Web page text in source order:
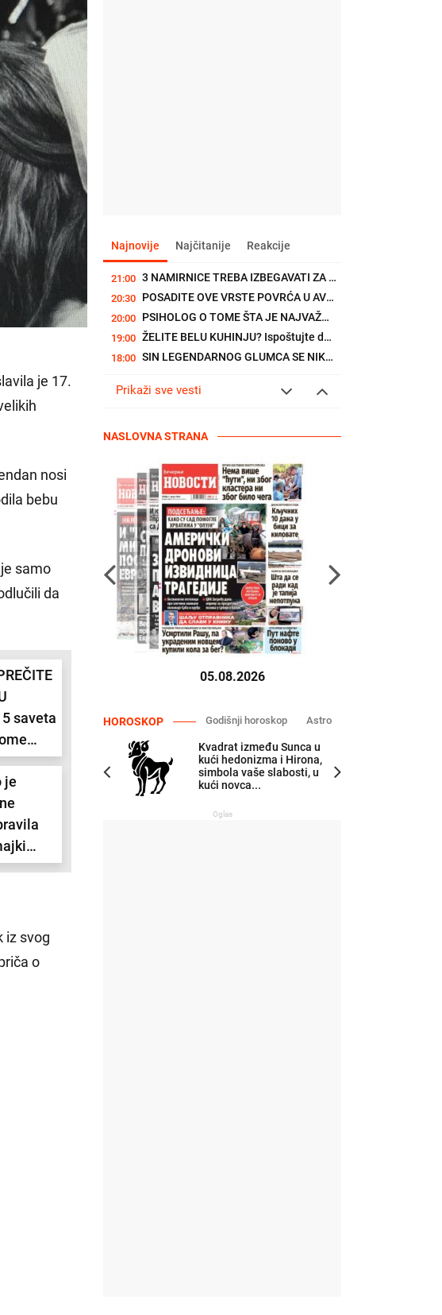
je 17.
nosi
bebu
samo
da
5 saveta
je
deca
iz svog
o
Najnovije Najčitanije Reakcije
21:00 3 NAMIRNICE TREBA IZBEGAVATI ZA VEČERU: Zbog njih možete da se...
20:30 POSADITE OVE VRSTE POVRĆA U AVGUSTU I IMAĆETE IH CELE JESENI: Sada...
20:00 PSIHOLOG O TOME ŠTA JE NAJVAŽNIJE ZA SREĆAN BRAK: Jedna osobina...
19:00 ŽELITE BELU KUHINJU? Ispoštujte detaljne smernice kako ne bi bila...
18:00 SIN LEGENDARNOG GLUMCA SE NIKADA NIJE OPORAVIO OD TRAGEDIJE: Dok...
Prikaži sve vesti
NASLOVNA STRANA
05.08.2026
HOROSKOP Godišnji horoskop Astro
posla i
u kući
Kvadrat između Sunca u
kući hedonizma i Hirona,
simbola vaše slabosti, u
kući novca...
Oglas